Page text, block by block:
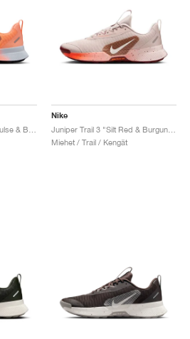
Nike
Juniper Trail 3 "Silt Red & Burgundy Crush"
Miehet / Trail / Kengät